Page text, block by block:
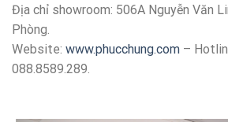
Địa chỉ showroom: 506A Nguyễn Văn
Phòng.
Website: www.phucchung.com